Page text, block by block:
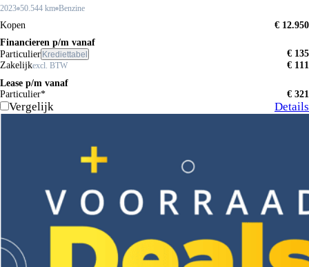
2023 50.544 km Benzine
Kopen
€ 12.950
Financieren p/m vanaf
Particulier Krediettabel
€ 135
Zakelijkexcl. BTW
€ 111
Lease p/m vanaf
Particulier*
€ 321
Vergelijk Details